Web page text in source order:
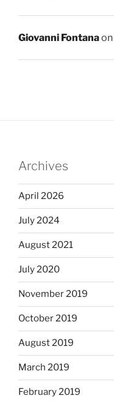
Giovanni Fontanaon
Archives
April 2026
July 2024
August 2021
July 2020
November 2019
October 2019
August 2019
March 2019
February 2019